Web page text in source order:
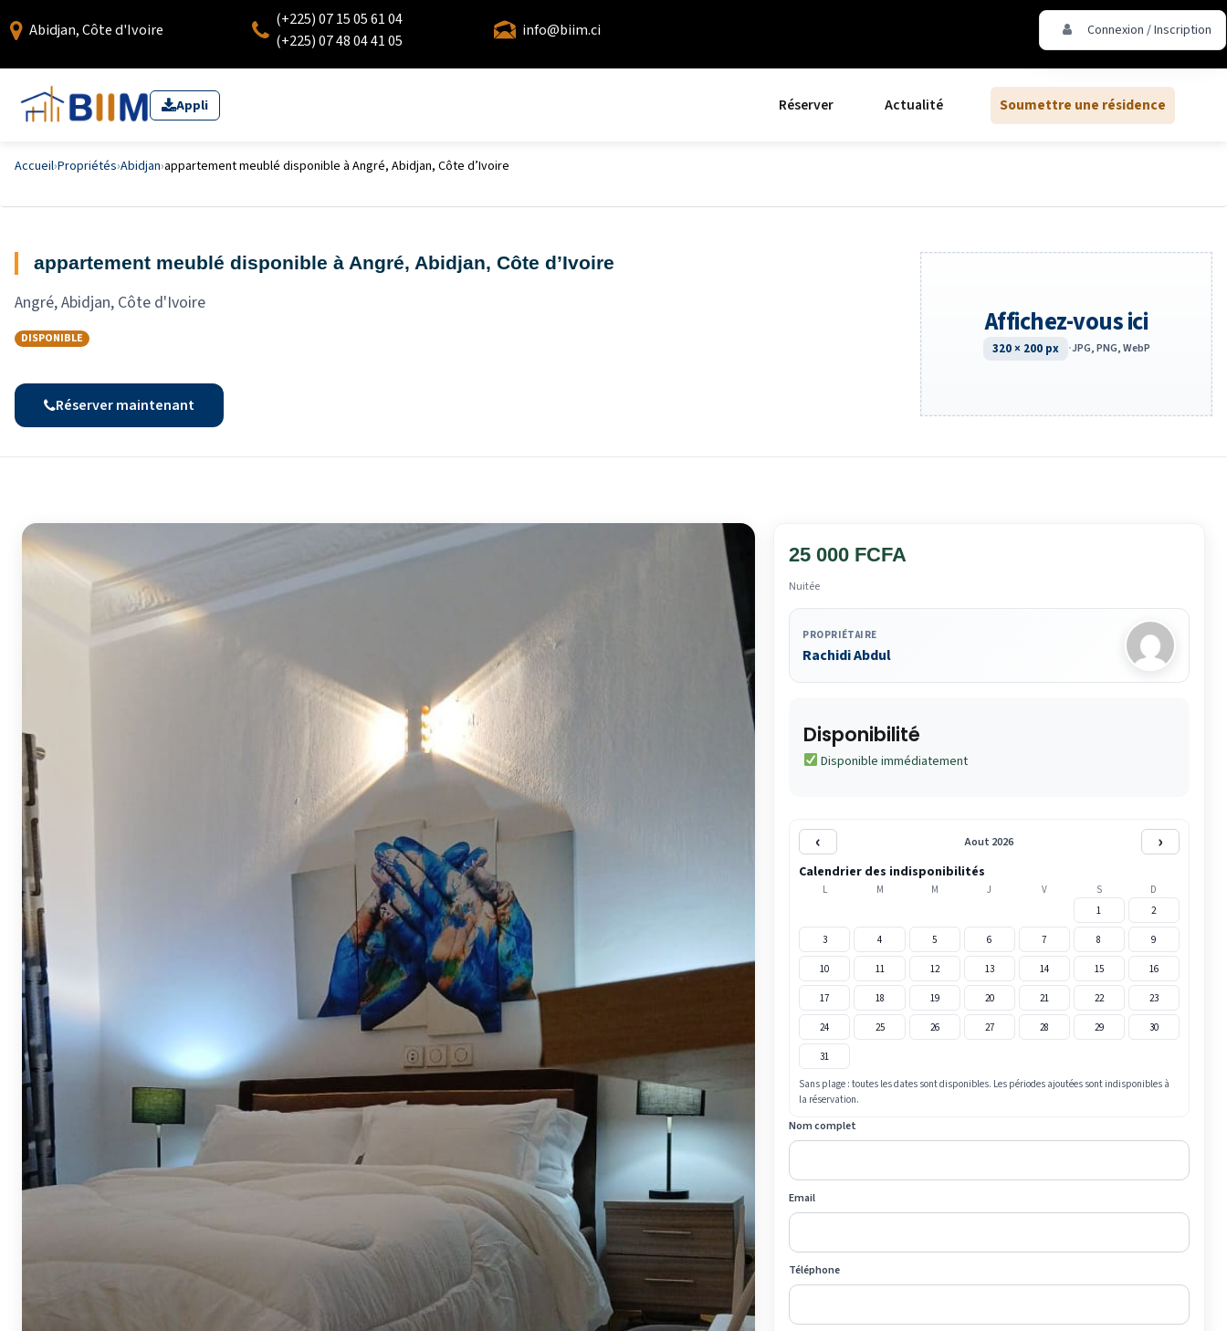
Abidjan, Côte d'Ivoire
(+225) 07 15 05 61 04
(+225) 07 48 04 41 05
info@biim.ci Connexion / Inscription
Appli Réserver Actualité Soumettre une résidence
Accueil›Propriétés›Abidjan›appartement meublé disponible à Angré, Abidjan, Côte d’Ivoire
appartement meublé disponible à Angré, Abidjan, Côte d’Ivoire
Angré, Abidjan, Côte d'Ivoire
DISPONIBLE
Réserver maintenant
Affichez-vous ici
320 × 200 px ·JPG, PNG, WebP
25 000 FCFA
Nuitée
PROPRIÉTAIRE
Rachidi Abdul
Disponibilité
Disponible immédiatement
‹ Aout 2026 ›
Calendrier des indisponibilités
L M M J V S
D
1
2
3 4 5 6 7 8 9
10 11 12 13 14 15 16
17 18 19 20 21 22 23
24 25 26 27 28 29 30
31
Sans plage : toutes les dates sont disponibles. Les périodes ajoutées sont indisponibles à
la réservation.
Nom complet
Email
Téléphone